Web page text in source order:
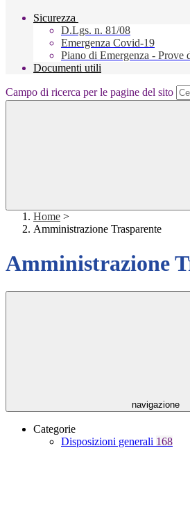
Sicurezza
D.Lgs. n. 81/08
Emergenza Covid-19
Piano di Emergenza - Prove
Documenti utili
Campo di ricerca per le pagine del sito
Home >
Amministrazione Trasparente
Amministrazione
navigazione
Categorie
Disposizioni generali 168